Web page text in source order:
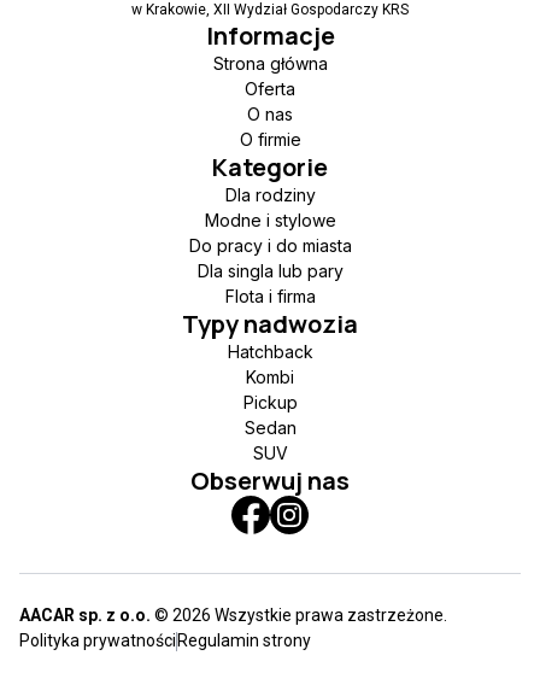
w Krakowie, XII Wydział Gospodarczy KRS
Informacje
Strona główna
Oferta
O nas
O firmie
Kategorie
Dla rodziny
Modne i stylowe
Do pracy i do miasta
Dla singla lub pary
Flota i firma
Typy nadwozia
Hatchback
Kombi
Pickup
Sedan
SUV
Obserwuj nas
AACAR sp. z o.o. © 2026 Wszystkie prawa zastrzeżone.
Polityka prywatności Regulamin strony